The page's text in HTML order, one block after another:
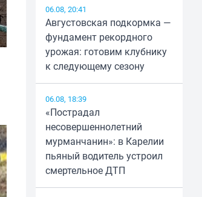
06.08, 20:41
Августовская подкормка —
фундамент рекордного
урожая: готовим клубнику
к следующему сезону
06.08, 18:39
«Пострадал
несовершеннолетний
мурманчанин»: в Карелии
пьяный водитель устроил
смертельное ДТП